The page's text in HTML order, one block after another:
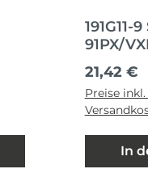
191G11-
91PX/
21,42 €
Preise
In